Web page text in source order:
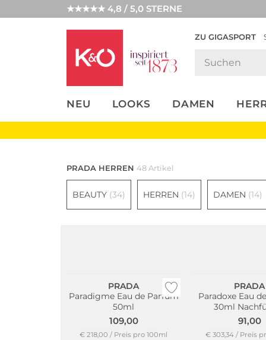
★★★★★ 4,8 / 5,0 STERNE
ZU GIGASPORT
NEU LOOKS DAMEN
UNSERE APP
CLICK &
PRADA HERREN 48 Artikel
BEAUTY (34) HERREN (14) DAMEN (14)
PRADA
Paradigme Eau de Parfum
50ml
109,00
€ 218,00 / Preis pro 100ml
PRADA
Paradoxe Eau
30ml
91,00
€ 303,34 / Preis